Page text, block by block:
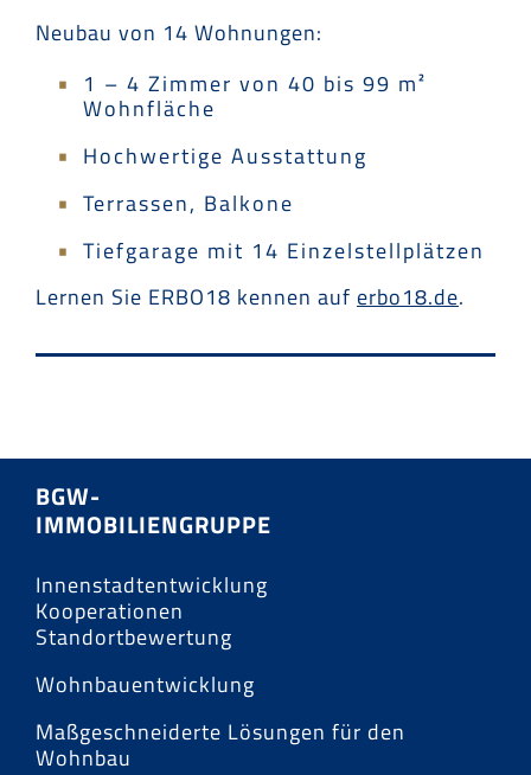
Neubau von 14 Wohnungen:
1 – 4 Zimmer von 40 bis 99 m²
Wohnfläche
Hochwertige Ausstattung
Terrassen, Balkone
Tiefgarage mit 14 Einzelstellplätzen
Lernen Sie ERBO18 kennen auf erbo18.de.
BGW-
IMMOBILIENGRUPPE
Innenstadtentwicklung
Kooperationen
Standortbewertung
Wohnbauentwicklung
Maßgeschneiderte Lösungen für den
Wohnbau